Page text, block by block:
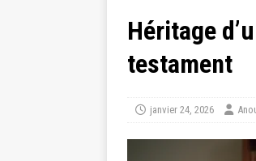
Héritage
testament
janvier 24, 2026